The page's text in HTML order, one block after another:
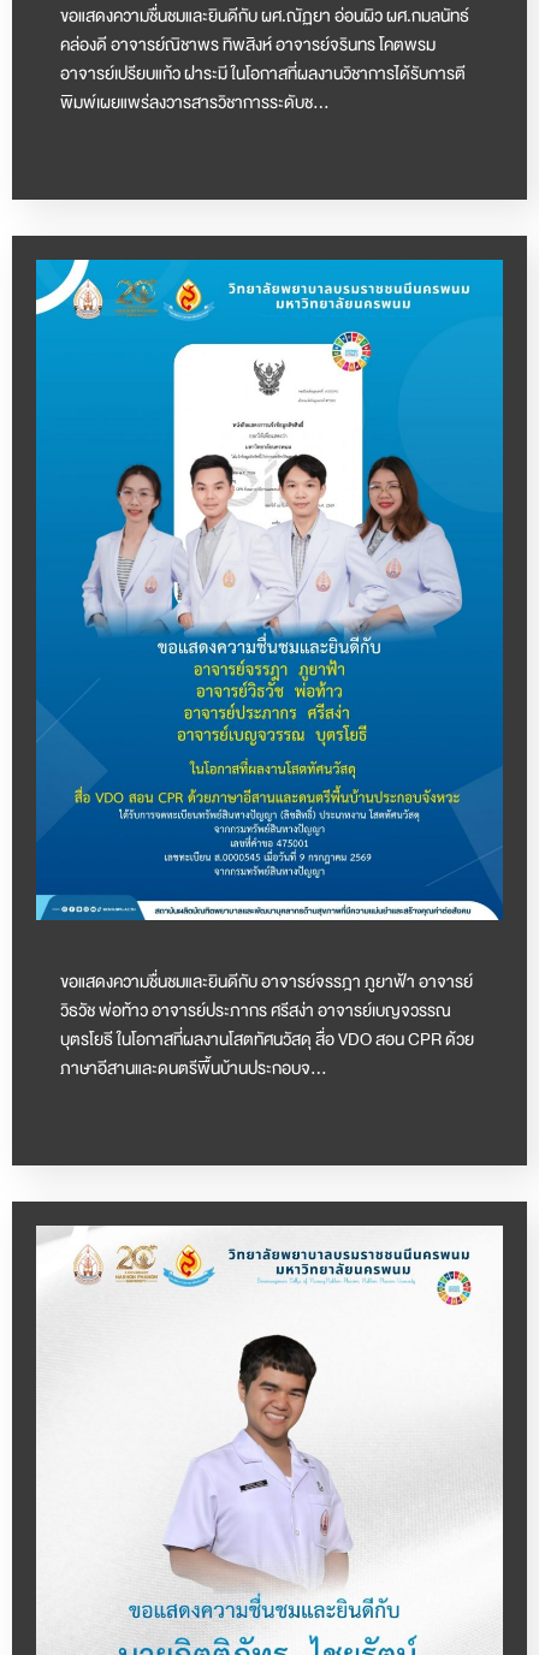
ขอแสดงความชื่นชมและยินดีกับ ผศ.ณัฏยา อ่อนผิว ผศ.กมลนัทธ์
คล่องดี อาจารย์ณิชาพร ทิพสิงห์ อาจารย์จรินทร โคตพรม
อาจารย์เปรียบแก้ว ฝาระมี ในโอกาสที่ผลงานวิชาการได้รับการตี
พิมพ์เผยแพร่ลงวารสารวิชาการระดับช…
ขอแสดงความชื่นชมและยินดีกับ อาจารย์จรรฎา ภูยาฟ้า อาจารย์
วิธวัช พ่อท้าว อาจารย์ประภากร ศรีสง่า อาจารย์เบญจวรรณ
บุตรโยธี ในโอกาสที่ผลงานโสตทัศนวัสดุ สื่อ VDO สอน CPR ด้วย
ภาษาอีสานและดนตรีพื้นบ้านประกอบจ…